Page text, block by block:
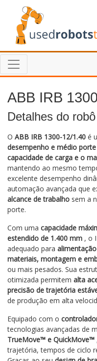
ABB IRB
Detalhes do robô
O ABB IRB 1300-12/1.40 é
desempenho e médio porte
capacidade de carga e o
mantendo ao mesmo
excelente desempenho
automação avançada que
alcance de trabalho sem a
porte.
Com uma capacidade
estendido de 1.400 mm , o
adequado para
materiais, montagem e
ou mais pesados. Sua
otimizada permitem alta
precisão de trajetória
de produção em alta
Equipado com o
tecnologias avançadas de
TrueMove™ e QuickMove™
trajetória, tempos de ciclo